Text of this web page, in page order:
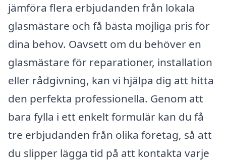
jämföra flera erbjudanden från lokala
glasmästare och få bästa möjliga pris för
dina behov. Oavsett om du behöver en
glasmästare för reparationer, installation
eller rådgivning, kan vi hjälpa dig att hitta
den perfekta professionella. Genom att
bara fylla i ett enkelt formulär kan du få
tre erbjudanden från olika företag, så att
du slipper lägga tid på att kontakta varje